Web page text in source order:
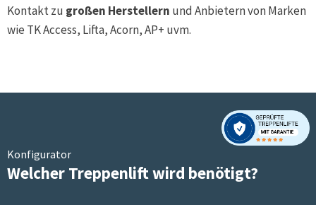
Kontakt zu großen Herstellern und Anbietern von Marken
wie TK Access, Lifta, Acorn, AP+ uvm.
Konfigurator
Welcher Treppenlift wird benötigt?